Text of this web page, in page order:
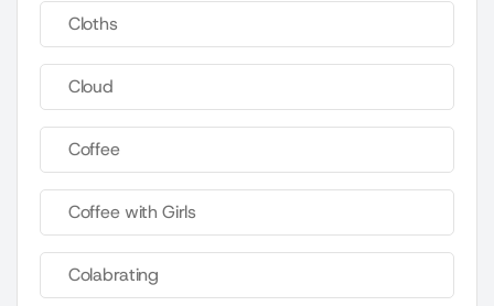
Cloths
Cloud
Coffee
Coffee with Girls
Colabrating